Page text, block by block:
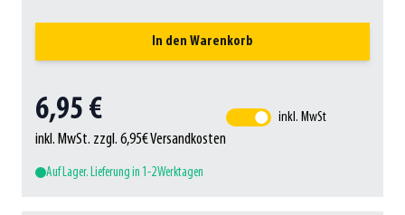
In den Warenkorb
6,95 €
inkl. MwSt. zzgl. 6,95€ Versandkosten
inkl. MwSt
Auf Lager. Lieferung in 1-2 Werktagen